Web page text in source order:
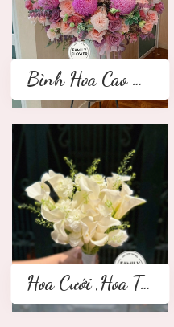
Bình Hoa Cao Cấp
Hoa Cưới ,Hoa Tay Cầm Cô Dâu